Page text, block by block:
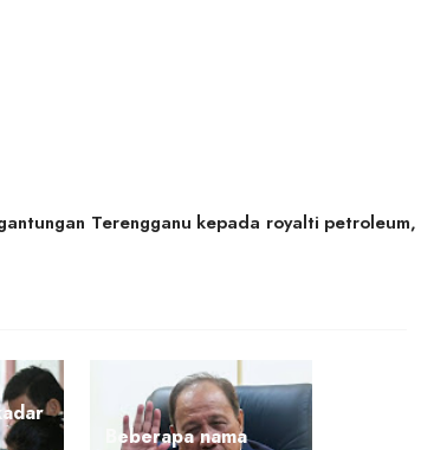
Terengganu kepada royalti petroleum,
Beberapa nama